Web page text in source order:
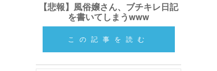
【悲報】風俗嬢さん、ブチキレ日記
を書いてしまうwww
この記事を読む